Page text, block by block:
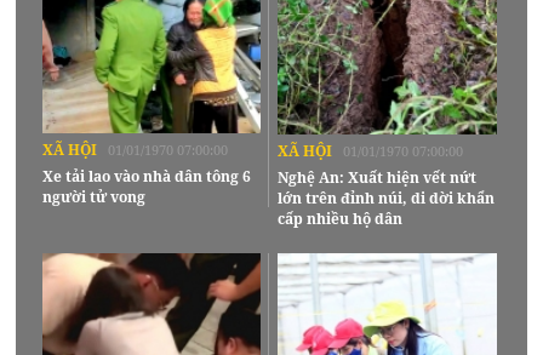
XÃ HỘI 01/01/1970 07:00:00
Xe tải lao vào nhà dân tông 6
người tử vong
XÃ HỘI 01/01/1970 07:00:00
Nghệ An: Xuất hiện vết nứt
lớn trên đỉnh núi, di dời khẩn
cấp nhiều hộ dân